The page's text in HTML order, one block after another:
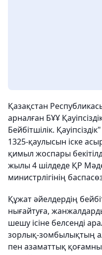
Қазақстан
арналған БҰҰ
Бейбітшілік.
1325-қаулысын іске
қимыл жоспары
жылы 4 шілдеде ҚР
министрлігінің
Құжат әйелдердің
нығайтуға,
шешу ісіне белсенді
зорлық-зомбылықтың
пен азаматтық